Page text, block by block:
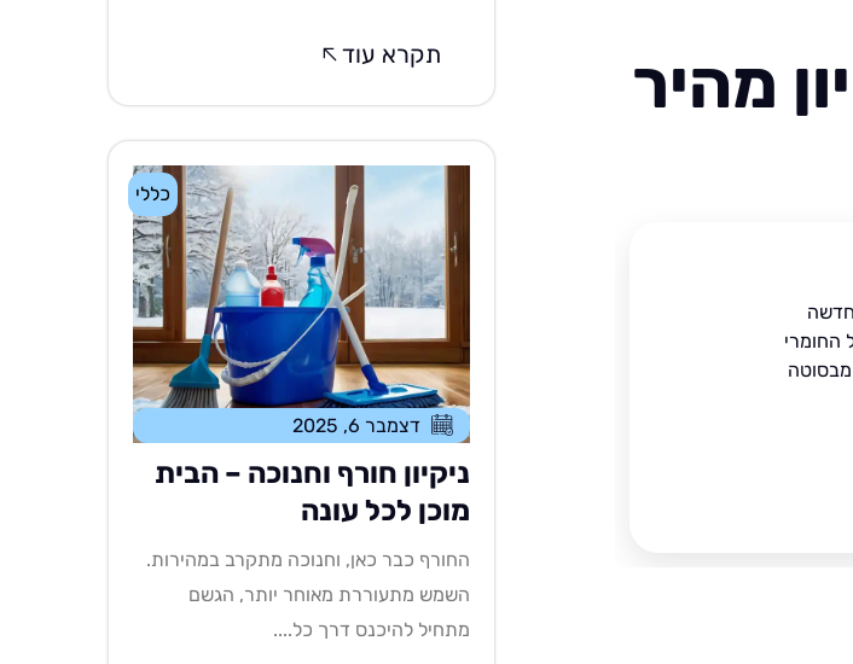
מהיר
חדשה
החומרי
מבסוטה
תקרא עוד
כללי
דצמבר 6, 2025
ניקיון חורף וחנוכה – הבית
מוכן לכל עונה
החורף כבר כאן, וחנוכה מתקרב במהירות.
השמש מתעוררת מאוחר יותר, הגשם
מתחיל להיכנס דרך כל....